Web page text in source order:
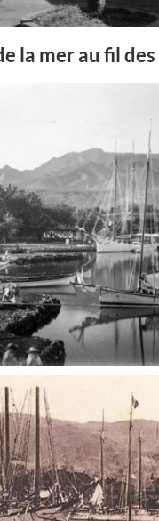
la mer au fil des